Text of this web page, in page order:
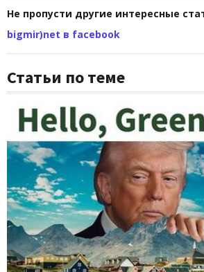
Не пропусти другие интересные
bigmir)net в facebook
Статьи по теме